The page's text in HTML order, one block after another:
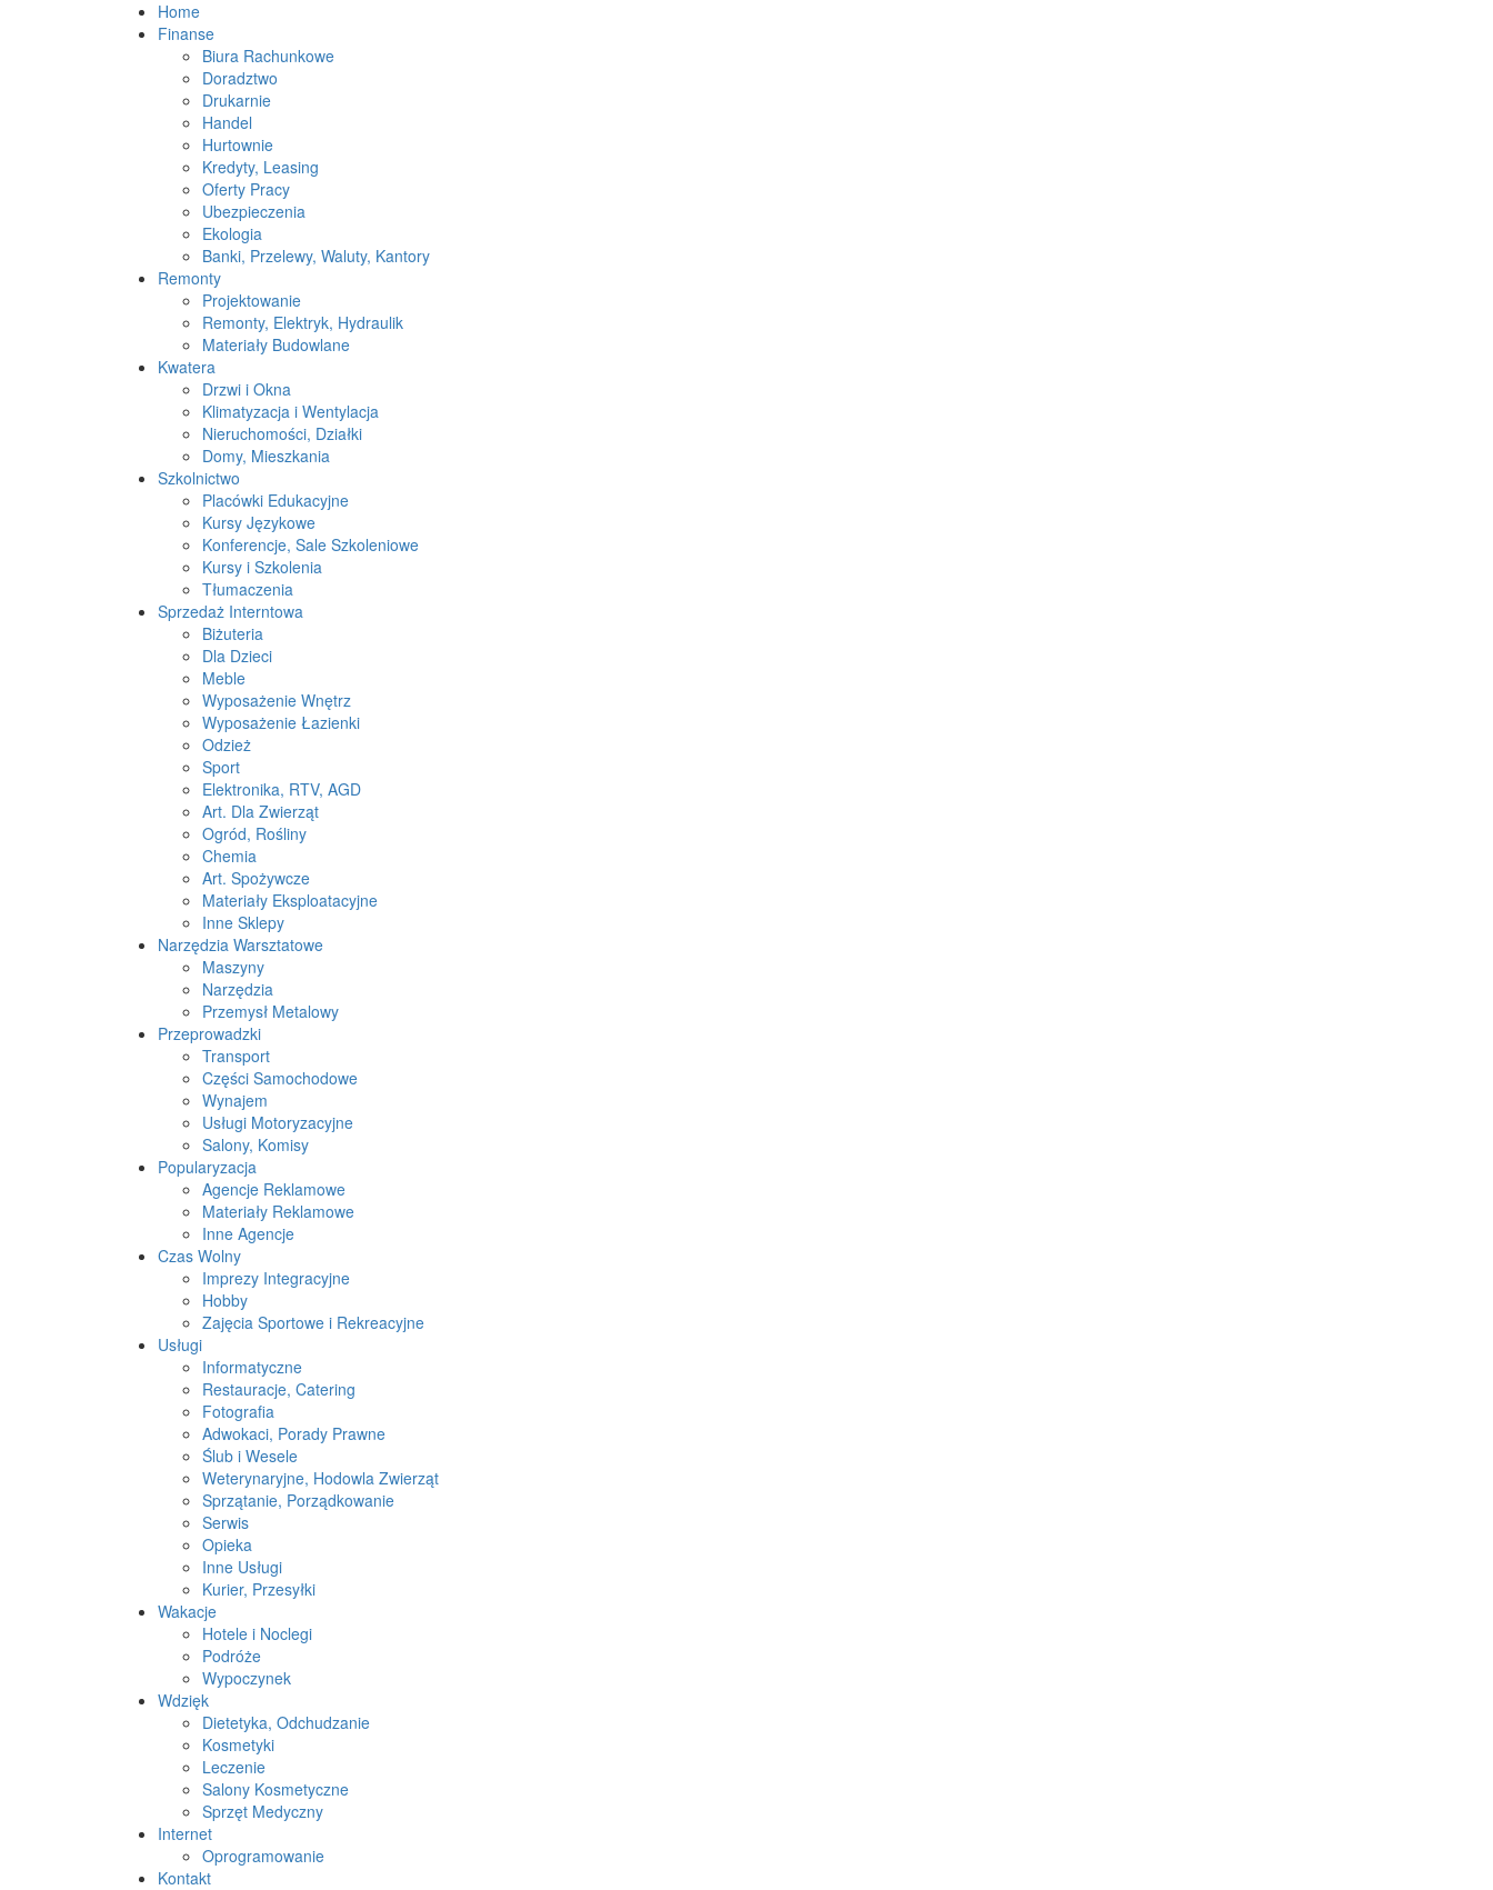
Home
Finanse
Biura Rachunkowe
Doradztwo
Drukarnie
Handel
Hurtownie
Kredyty, Leasing
Oferty Pracy
Ubezpieczenia
Ekologia
Banki, Przelewy, Waluty, Kantory
Remonty
Projektowanie
Remonty, Elektryk, Hydraulik
Materiały Budowlane
Kwatera
Drzwi i Okna
Klimatyzacja i Wentylacja
Nieruchomości, Działki
Domy, Mieszkania
Szkolnictwo
Placówki Edukacyjne
Kursy Językowe
Konferencje, Sale Szkoleniowe
Kursy i Szkolenia
Tłumaczenia
Sprzedaż Interntowa
Biżuteria
Dla Dzieci
Meble
Wyposażenie Wnętrz
Wyposażenie Łazienki
Odzież
Sport
Elektronika, RTV, AGD
Art. Dla Zwierząt
Ogród, Rośliny
Chemia
Art. Spożywcze
Materiały Eksploatacyjne
Inne Sklepy
Narzędzia Warsztatowe
Maszyny
Narzędzia
Przemysł Metalowy
Przeprowadzki
Transport
Części Samochodowe
Wynajem
Usługi Motoryzacyjne
Salony, Komisy
Popularyzacja
Agencje Reklamowe
Materiały Reklamowe
Inne Agencje
Czas Wolny
Imprezy Integracyjne
Hobby
Zajęcia Sportowe i Rekreacyjne
Usługi
Informatyczne
Restauracje, Catering
Fotografia
Adwokaci, Porady Prawne
Ślub i Wesele
Weterynaryjne, Hodowla Zwierząt
Sprzątanie, Porządkowanie
Serwis
Opieka
Inne Usługi
Kurier, Przesyłki
Wakacje
Hotele i Noclegi
Podróże
Wypoczynek
Wdzięk
Dietetyka, Odchudzanie
Kosmetyki
Leczenie
Salony Kosmetyczne
Sprzęt Medyczny
Internet
Oprogramowanie
Kontakt